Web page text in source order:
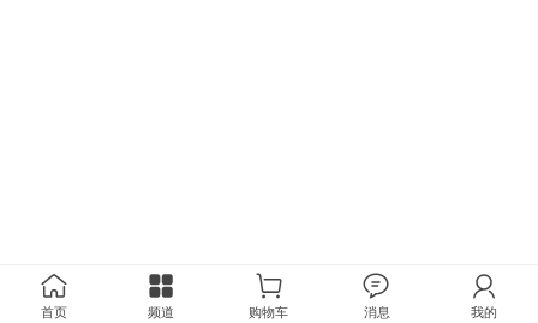
首页 频道 购物车 消息 我的